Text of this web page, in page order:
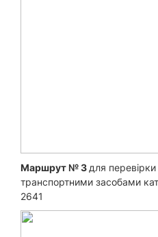
Маршрут № 3 для
транспортними засобами
2641